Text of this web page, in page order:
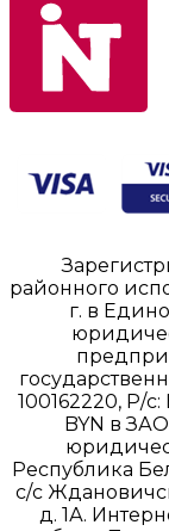
районного
г. в
100162220, Р/
BYN в
Республика
с/с
д. 1А.